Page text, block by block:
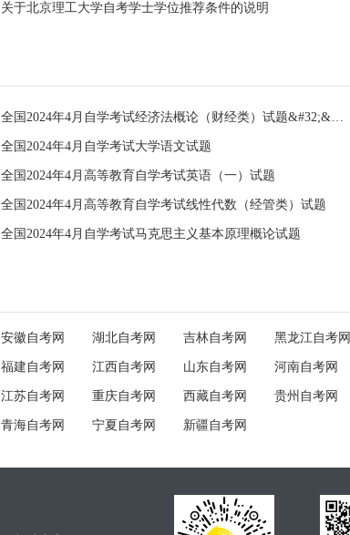
关于北京理工大学自考学士学位推荐条件的说明
全国2024年4月自学考试经济法概论（财经类）试题&#32;&#32;
全国2024年4月自学考试大学语文试题
全国2024年4月高等教育自学考试英语（一）试题
全国2024年4月高等教育自学考试线性代数（经管类）试题
全国2024年4月自学考试马克思主义基本原理概论试题
安徽自考网 湖北自考网 吉林自考网 黑龙江自考网
福建自考网 江西自考网 山东自考网 河南自考网
江苏自考网 重庆自考网 西藏自考网 贵州自考网
青海自考网 宁夏自考网 新疆自考网